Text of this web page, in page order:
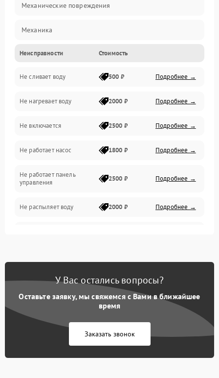
Механические повреждения
Механика
Управление
Электропитание
Датчики
Нагрев
Вода
Гигиена
Программное обеспечение
Неисправности Стоимость
Не сливает воду 500 ₽ Подробнее →
Не нагревает воду 2000 ₽ Подробнее →
Не включается 2500 ₽ Подробнее →
Не работает насос 1800 ₽ Подробнее →
Не работает панель
управления
2500 ₽ Подробнее →
Не распыляет воду 2000 ₽ Подробнее →
Проблемы с набором
Не работает сушилка 2100 ₽ Подробнее →
Сбои в работе таймера 1700 ₽
У Вас остались вопросы?
Оставьте заявку, мы свяжемся с Вами в ближайшее
время
Заказать звонок